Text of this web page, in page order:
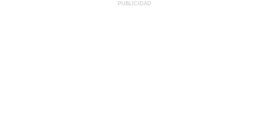
PUBLICIDAD